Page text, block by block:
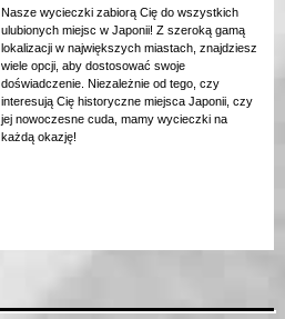
Nasze wycieczki zabiorą Cię do wszystkich
ulubionych miejsc w Japonii! Z szeroką gamą
lokalizacji w największych miastach, znajdziesz
wiele opcji, aby dostosować swoje
doświadczenie. Niezależnie od tego, czy
interesują Cię historyczne miejsca Japonii, czy
jej nowoczesne cuda, mamy wycieczki na
każdą okazję!